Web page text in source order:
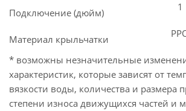
Подключение (дюйм) 1
Материал крыльчатки
* возможны незначительные
характеристик, которые зависят от
вязкости воды, количества и размера
степени износа движущихся частей и